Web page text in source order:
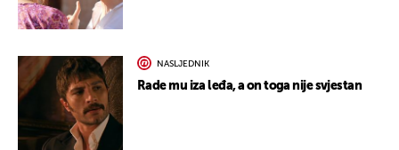
NASLJEDNIK
Rade mu iza leđa, a on toga nije svjestan